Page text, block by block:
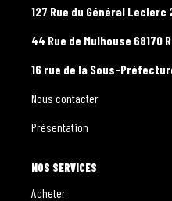
127 Rue du Général
44 Rue de Mulhouse 68170
16 rue de la Sous-
Nous contacter
Présentation
NOS SERVICES
Acheter